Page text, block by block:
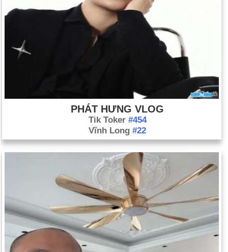
PHÁT HƯNG VLOG
Tik Toker #454
Vĩnh Long #22